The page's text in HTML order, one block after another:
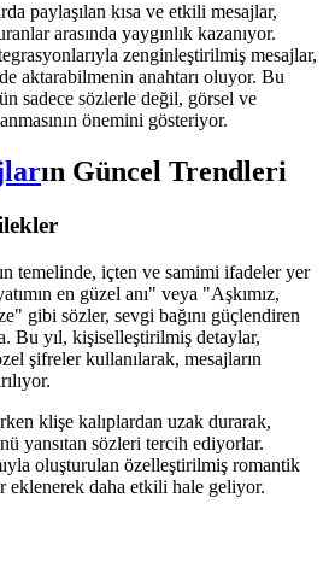
paylaşılan kısa ve etkili mesajlar,
arasında yaygınlık kazanıyor.
zenginleştirilmiş mesajlar,
aktarabilmenin anahtarı oluyor. Bu
sadece sözlerle değil, görsel ve
önemini gösteriyor.
ın Güncel Trendleri
temelinde, içten ve samimi ifadeler yer
en güzel anı" veya "Aşkımız,
gibi sözler, sevgi bağını güçlendiren
Bu yıl, kişiselleştirilmiş detaylar,
şifreler kullanılarak, mesajların
klişe kalıplardan uzak durarak,
yansıtan sözleri tercih ediyorlar.
oluşturulan özelleştirilmiş romantik
eklenerek daha etkili hale geliyor.